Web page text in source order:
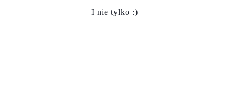
I nie tylko :)